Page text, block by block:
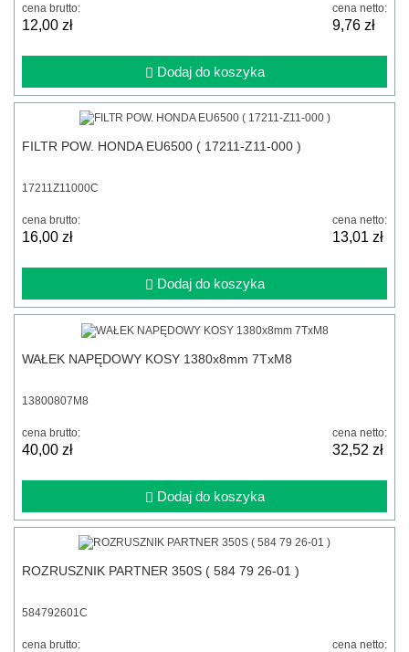
cena brutto:
12,00 zł
cena netto:
9,76 zł
Dodaj do koszyka
FILTR POW. HONDA EU6500 ( 17211-Z11-000 )
17211Z11000C
cena brutto:
16,00 zł
cena netto:
13,01 zł
Dodaj do koszyka
WAŁEK NAPĘDOWY KOSY 1380x8mm 7TxM8
13800807M8
cena brutto:
40,00 zł
cena netto:
32,52 zł
Dodaj do koszyka
ROZRUSZNIK PARTNER 350S ( 584 79 26-01 )
584792601C
cena brutto: cena netto: